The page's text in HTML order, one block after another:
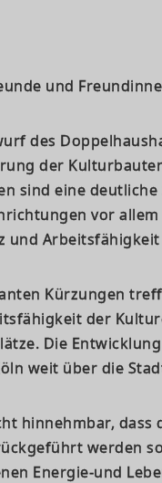
und
des
der
sind eine
vor
und
Kürzungen
der
Die
weit über die
hinnehmbar, dass
werden
Energie-und